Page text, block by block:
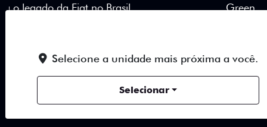
Green criam uma identidade visual única.
Previous
Next
Teto Panorâmico
Selecione a unidade mais próxima a você.
Selecionar